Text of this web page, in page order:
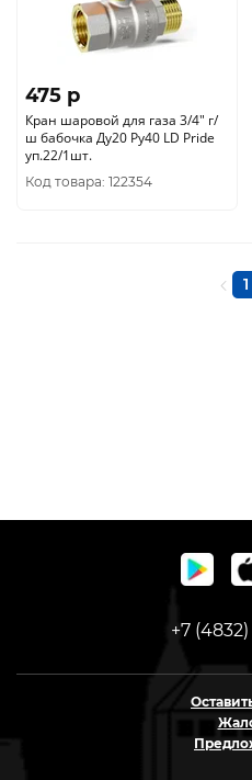
475 p
Кран шаровой для газа 3/4" г/
ш бабочка Ду20 Ру40 LD Pride
уп.22/1шт.
Код товара: 122354
1
+7 (4832)